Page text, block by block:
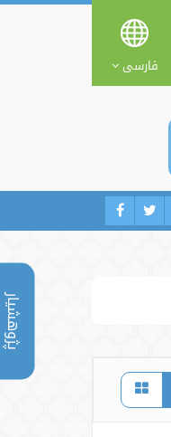
پژوهشیار
فارسی